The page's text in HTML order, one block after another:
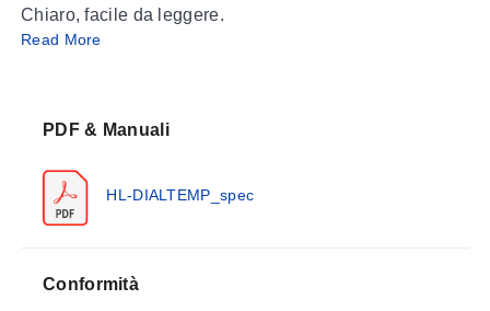
Chiaro, facile da leggere.
Read More
PDF & Manuali
HL-DIALTEMP_spec
Conformità